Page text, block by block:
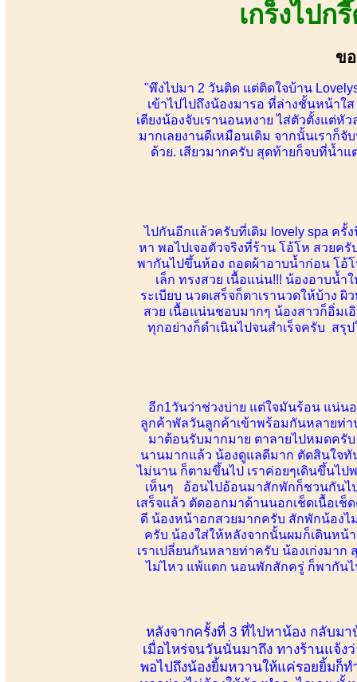
เกร็งไป
ข
"พึงไปมา 2 วันติด แต่ติดใจบ้าน
เข้าไปไปถึงน้องมารอ ที่ล่างชั้นหน้าใ
เตียงน้องจับเรานอนหงาย ไส่ตัวตั้งแต่หั
มากเลยงานดีเหมือนเดิม จากนั้นเราก็
ด้วย. เสียวมากครับ สุดท้ายก็จบที่น้ำ
ไปกันอีกแล้วครับที่เดิม lovely spa ครั้
หา พอไปเจอตัวจริงที่ร้าน โอ้โห สวยค
พากันไปขึ้นห้อง ถอดผ้าอาบน้ำก่อน โอ้
เล็ก ทรงสวย เนื้อแน่น!!! น้องอาบน้
ระเบียบ นวดเสร็จก็ตาเรานวดให้บ้าง
สวย เนื้อแน่นชอบมากๆ น้องสาวก็อิ่มเ
ทุกอย่างก็ดำเนินไปจนสำเร็จครับ สรุ
อีก1วันว่าช่วงบ่าย แต่ใจมันร้อน แน่น
ลูกค้าพัลวันลูกค้าเข้าพร้อมกันหลายท่
มาต้อนรับมากมาย ตาลายไปหมดครั
นานมากแล้ว น้องดูแลดีมาก ตัดสินใจ
ไม่นาน ก็ตามขึ้นไป เราค่อยๆเดินขึ้นไ
เห็นๆ อ้อนไปอ้อนมาสักพักก็ชวนกันไ
เสร็จแล้ว ตัดออกมาด้านนอกเช็ดเนื้อเ
ดี น้องหน้าอกสวยมากครับ สักพักน้องไ
ครับ น้องใส่ให้หลังจากนั้นผมก็เดินหน้
เราเปลี่ยนกันหลายท่าครับ น้องเก่งมา
ไม่ไหว แพ้แตก นอนพักสักครู่ ก็พากัน
หลังจากครั้งที่ 3 ที่ไปหาน้อง กลับม
เมื่อไหร่จนวันนั่นมาถึง ทางร้านแจ้ง
พอไปถึงน้องยิ้มหวานให้แค่รอยยิ้มก็ท